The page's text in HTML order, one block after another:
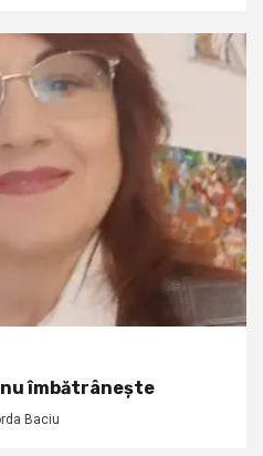
îmbătrânește
Baciu